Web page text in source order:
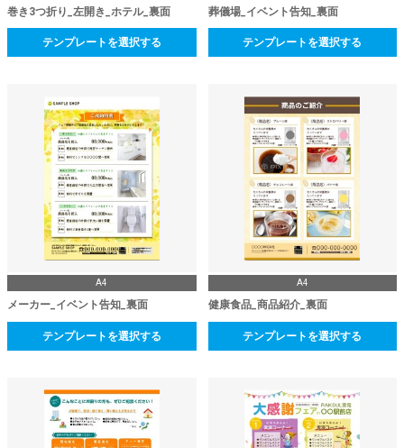
巻き3つ折り_左開き_ホテル_裏面
テンプレートを選択する
葬儀場_イベント告知_裏面
テンプレートを選択する
A4
メーカー_イベント告知_裏面
テンプレートを選択する
A4
健康食品_商品紹介_裏面
テンプレートを選択する